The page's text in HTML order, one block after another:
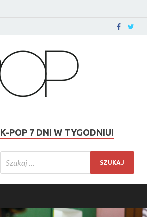
K-POP 7 DNI W TYGODNIU!